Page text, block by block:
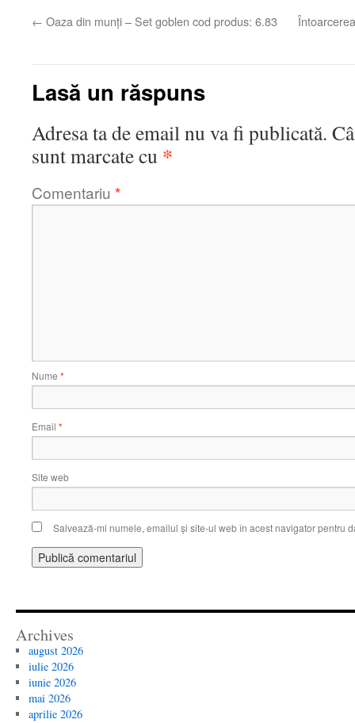
← Oaza din munți – Set goblen cod produs: 6.83
Lasă un răspuns
Adresa ta de email nu va fi publicată.
sunt marcate cu *
Comentariu *
Nume *
Email *
Site web
Salvează-mi numele, emailul și site-ul web în acest navigator pentru
Archives
august 2026
iulie 2026
iunie 2026
mai 2026
aprilie 2026